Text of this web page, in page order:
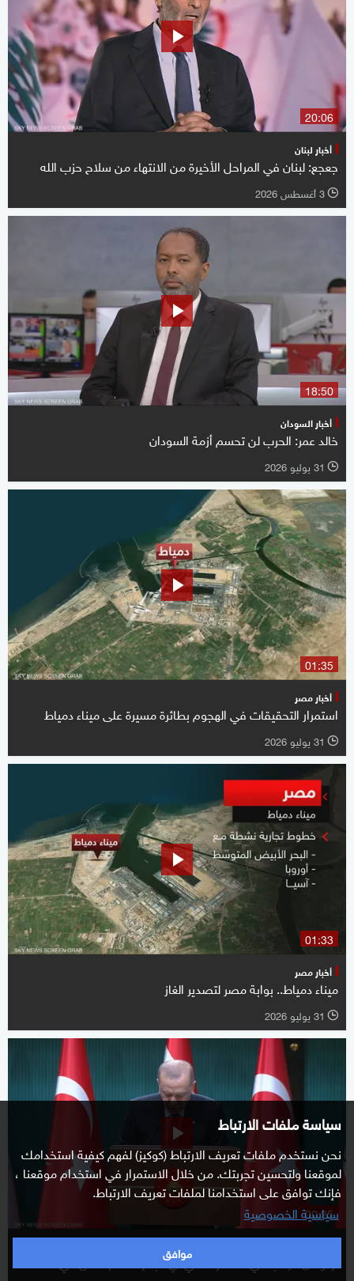
سياسة ملفات الارتباط
نحن نستخدم ملفات تعريف الارتباط (كوكيز) لفهم كيفية استخدامك
لموقعنا ولتحسين تجربتك. من خلال الاستمرار في استخدام موقعنا ،
فإنك توافق على استخدامنا لملفات تعريف الارتباط.
سياسية الخصوصية
موافق
20:06
أخبار لبنان
جعجع: لبنان في المراحل الأخيرة من الانتهاء من سلاح حزب الله
l 3 أغسطس 2026
18:50
أخبار السودان
خالد عمر: الحرب لن تحسم أزمة السودان
l 31 يوليو 2026
01:35
أخبار مصر
استمرار التحقيقات في الهجوم بطائرة مسيرة على ميناء دمياط
l 31 يوليو 2026
01:33
أخبار مصر
ميناء دمياط.. بوابة مصر لتصدير الغاز
l 31 يوليو 2026
00:25
أردوغان: نرغب في المشاركة في أي مبادرة لدعم الأمن في المنطقة